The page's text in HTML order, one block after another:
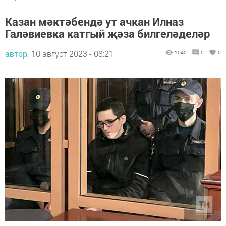
Казан мәктәбендә ут ачкан Илназ
Галәвиевка катгый җәза билгеләделәр
автор, 10 август 2023 - 08:21 1040 0 0